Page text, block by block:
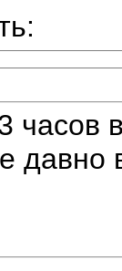
часов
давно